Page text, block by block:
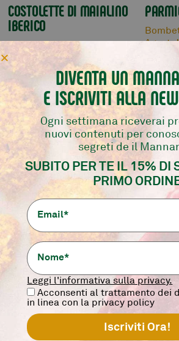
COSTOLETTE DI MAIALINO
IBERICO
Morbide dal sapore unico.
400 gr.
17,90€
aggiungi
TAGLIATA DI MAIALINO
IBERICO
Morbido e tenero.
200 gr.
350 gr
DIVENTA UN
E ISCRIVITI ALLA
Ogni settimana riceverai
nuovi contenuti per
segreti de il
SUBITO PER TE IL 15% DI
PRIMO
Leggi l'informativa sulla privacy.
Acconsenti al trattamento dei
in linea con la privacy policy